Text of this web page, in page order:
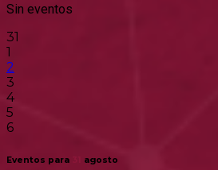
Sin eventos
31
1
2
3
4
5
6
Eventos para agosto